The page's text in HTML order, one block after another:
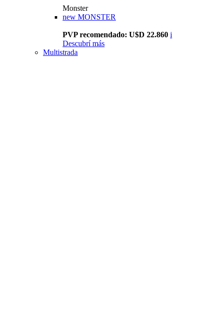
Monster
new MONSTER
PVP recomendado: U$D 22.860 i
Descubrí más
Multistrada